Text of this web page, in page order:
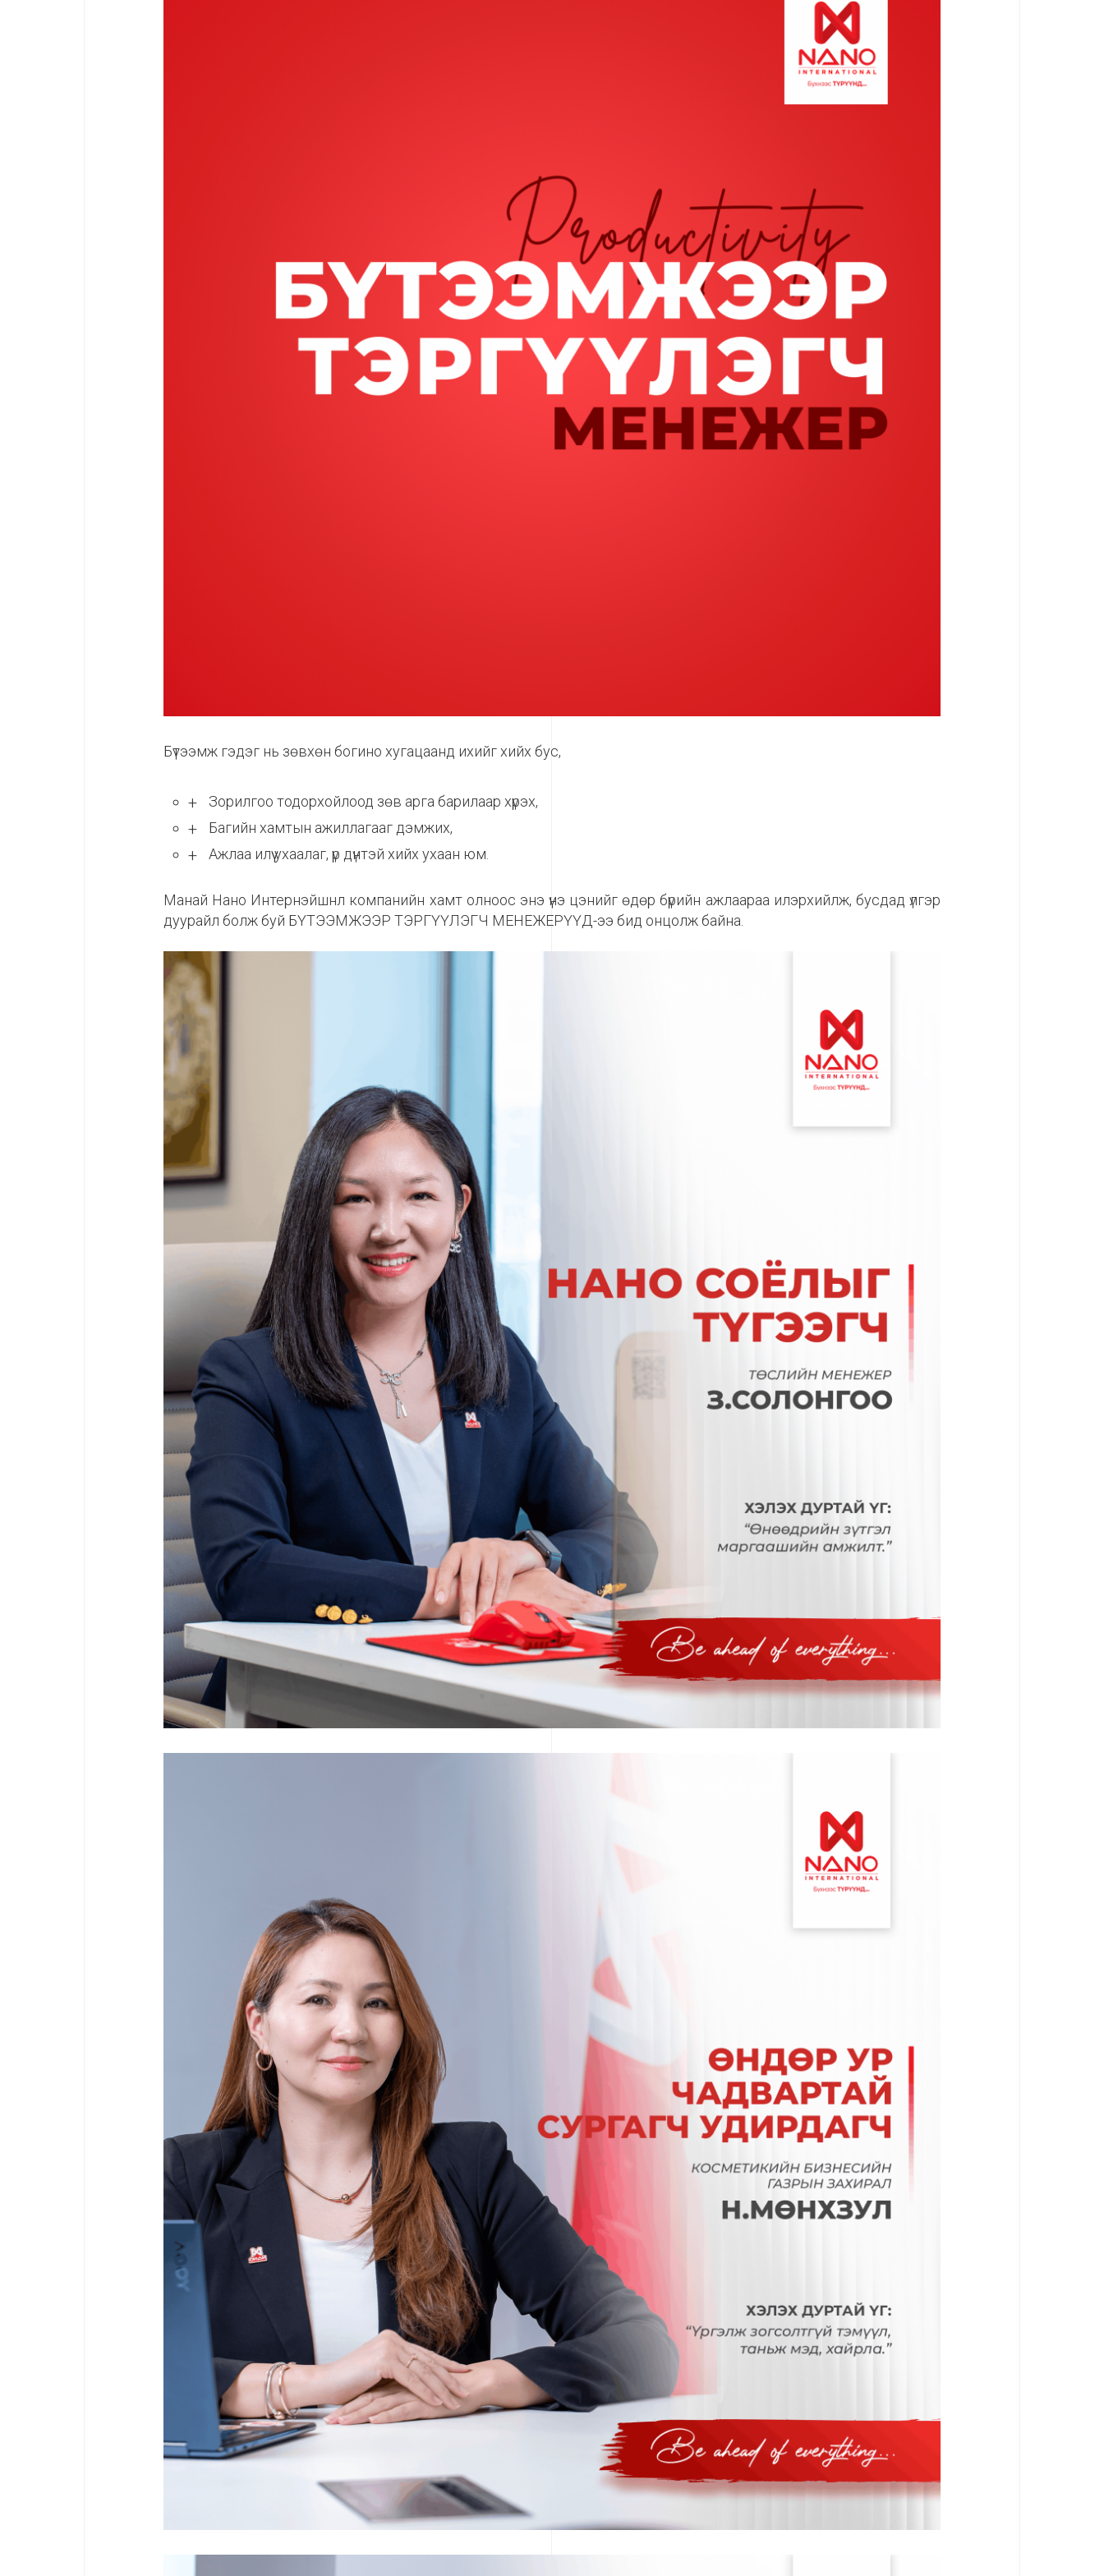
Бүтээмж гэдэг нь зөвхөн богино хугацаанд ихийг хийх бус,
Зорилгоо тодорхойлоод зөв арга барилаар хүрэх,
Багийн хамтын ажиллагааг дэмжих,
Ажлаа илүү ухаалаг, үр дүнтэй хийх ухаан юм.
Манай Нано Интернэйшнл компанийн хамт олноос энэ үнэ цэнийг өдөр бүрийн ажлаараа илэрхийлж, бусдад үлгэр
дуурайл болж буй БҮТЭЭМЖЭЭР ТЭРГҮҮЛЭГЧ МЕНЕЖЕРҮҮД-ээ бид онцолж байна.